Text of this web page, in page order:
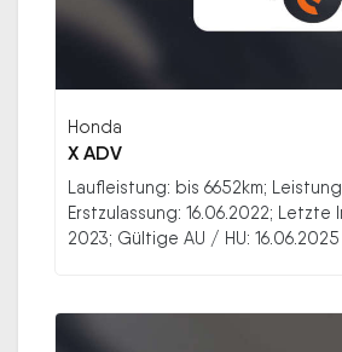
Honda
X ADV
Laufleistung: bis 6652km;
Erstzulassung: 16.06.2022; Letzte
2023; Gültige AU / HU: 16.06.2025